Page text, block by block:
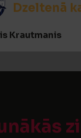
Dzeltenā
Krautmanis